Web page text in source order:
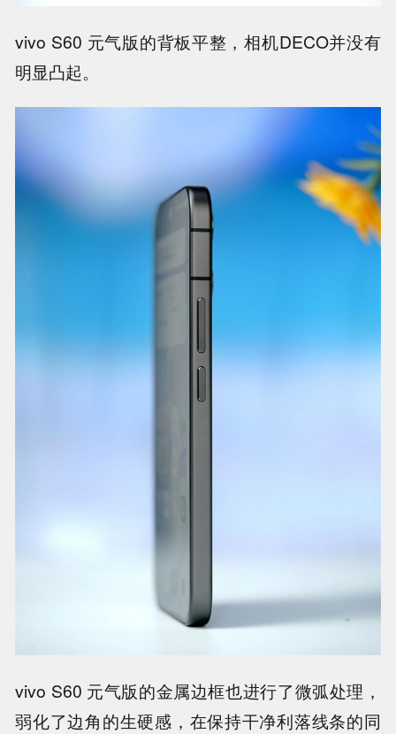
vivo S60 元气版的背板平整，相机DECO并没有
明显凸起。
vivo S60 元气版的金属边框也进行了微弧处理，
弱化了边角的生硬感，在保持干净利落线条的同